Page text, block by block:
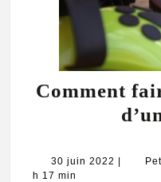
Comment
30 juin 2022 30
|
h 17 min